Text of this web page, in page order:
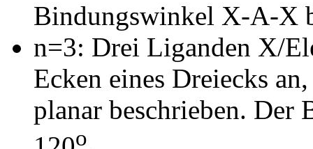
Bindungswinkel X-A-X
n=3: Drei Liganden X/
Ecken eines Dreiecks
planar beschrieben.
o